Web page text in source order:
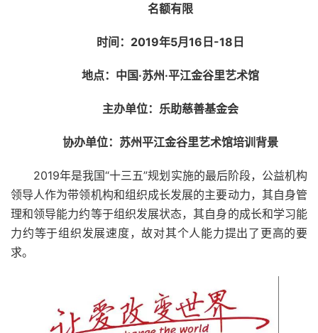
名额有限
时间： 2019年5月16日-18日
地点： 中国·苏州·平江金谷里艺术馆
主办单位： 乐助慈善基金会
协办单位： 苏州平江金谷里艺术馆培训背景
2019年是我国“十三五”规划实施的最后阶段，公益机构
领导人作为带领机构和组织成长发展的主要动力，其自身管
理和领导能力约等于组织发展状态，其自身的成长和学习能
力约等于组织发展速度，故对其个人能力提出了更高的要
求。